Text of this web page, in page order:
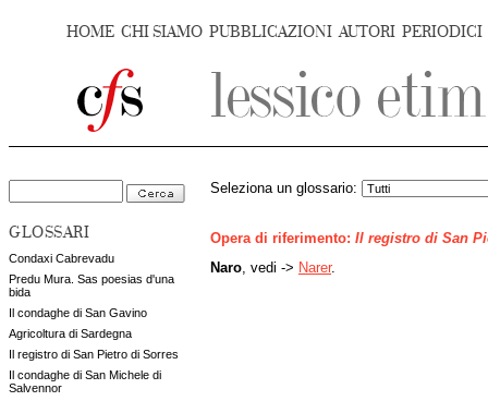
HOME CHI SIAMO PUBBLICAZIONI AUTORI PERIODICI
GLOSSARI
Condaxi Cabrevadu
Predu Mura. Sas poesias d'una
bida
Il condaghe di San Gavino
Agricoltura di Sardegna
Il registro di San Pietro di Sorres
Il condaghe di San Michele di
Salvennor
Seleziona un glossario:
Opera di riferimento: Il registro di San
Naro , vedi -> Narer.